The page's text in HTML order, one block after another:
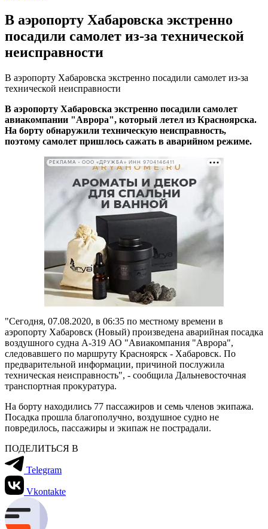
В аэропорту Хабаровска экстренно
посадили самолет из-за технической
неисправности
В аэропорту Хабаровска экстренно посадили самолет из-за
технической неисправности
В аэропорту Хабаровска экстренно посадили самолет
авиакомпании "Аврора", который летел из Красноярска.
На борту обнаружили техническую неисправность,
поэтому самолет пришлось сажать в аварийном режиме.
РЕКЛАМА • ООО «ДРУЖБА» ИНН 9704146411
"Сегодня, 07.08.2020, в 06:35 по местному времени в
аэропорту Хабаровск (Новый) произведена аварийная посадка
воздушного судна А-319 АО "Авиакомпания "Аврора",
следовавшего по маршруту Красноярск - Хабаровск. По
предварительной информации, причиной послужила
техническая неисправность", - сообщила Дальневосточная
транспортная прокуратура.
На борту находились 77 пассажиров и семь членов экипажа.
Посадка прошла благополучно, воздушное судно не
повредилось, пассажиры и экипаж не пострадали.
ПОДЕЛИТЬСЯ В
Telegram
Vkontakte